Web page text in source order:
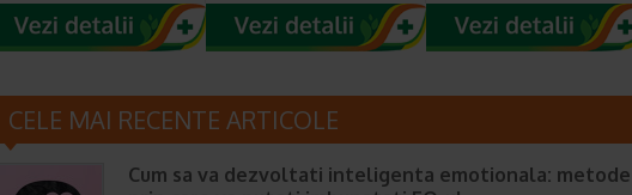
CELE MAI RECENTE ARTICOLE
Cum sa va dezvoltati inteligenta emotionala: metode